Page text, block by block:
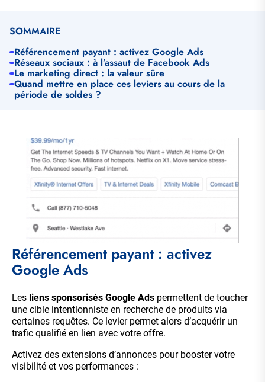
SOMMAIRE
Référencement payant : activez Google Ads
Réseaux sociaux : à l’assaut de Facebook Ads
Le marketing direct : la valeur sûre
Quand mettre en place ces leviers au cours de la
période de soldes ?
Référencement payant : activez
Google Ads
Les liens sponsorisés Google Ads permettent de toucher
une cible intentionniste en recherche de produits via
certaines requêtes. Ce levier permet alors d’acquérir un
trafic qualifié en lien avec votre offre.
Activez des extensions d’annonces pour booster votre
visibilité et vos performances :